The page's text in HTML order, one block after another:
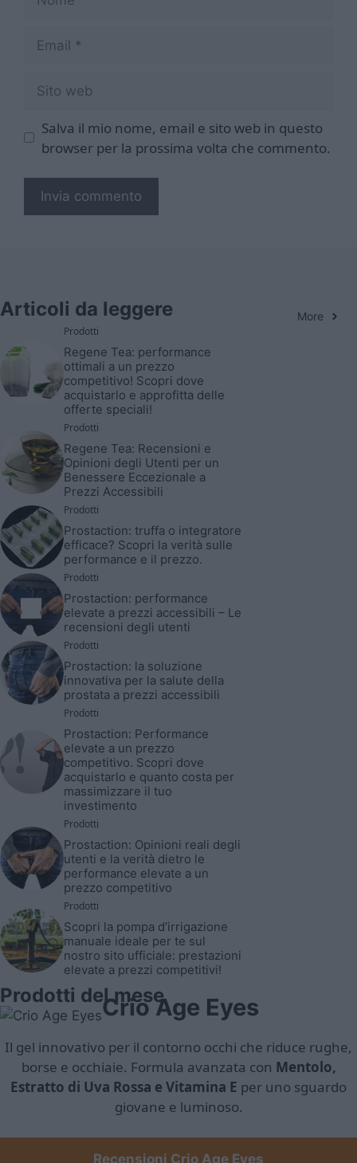
web
Salva il mio nome, email e sito web in questo
browser per la prossima volta che commento.
Articoli da leggere
More
Prodotti
Regene Tea: performance
ottimali a un prezzo
competitivo! Scopri dove
acquistarlo e approfitta delle
offerte speciali!
Prodotti
Regene Tea: Recensioni e
Opinioni degli Utenti per un
Benessere Eccezionale a
Prezzi Accessibili
Prodotti
Prostaction: truffa o integratore
efficace? Scopri la verità sulle
performance e il prezzo.
Prodotti
Prostaction: performance
elevate a prezzi accessibili – Le
recensioni degli utenti
Prodotti
Prostaction: la soluzione
innovativa per la salute della
prostata a prezzi accessibili
Prodotti
Prostaction: Performance
elevate a un prezzo
competitivo. Scopri dove
acquistarlo e quanto costa per
massimizzare il tuo
investimento
Prodotti
Prostaction: Opinioni reali degli
utenti e la verità dietro le
performance elevate a un
prezzo competitivo
Prodotti
Scopri la pompa d’irrigazione
manuale ideale per te sul
nostro sito ufficiale: prestazioni
elevate a prezzi competitivi!
Prodotti del meseCrio Age Eyes
Il gel innovativo per il contorno occhi che riduce rughe,
borse e occhiaie. Formula avanzata con Mentolo,
Estratto di Uva Rossa e Vitamina E per uno sguardo
giovane e luminoso.
Recensioni Crio Age Eyes